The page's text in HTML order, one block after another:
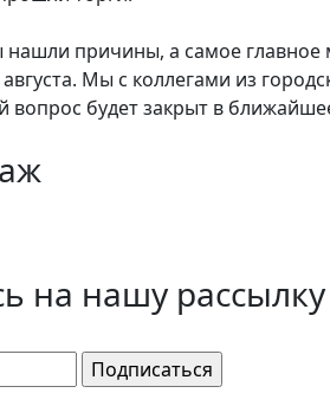
нашли причины, а самое
Мы с коллегами из
вопрос будет закрыт в
на нашу рассылку